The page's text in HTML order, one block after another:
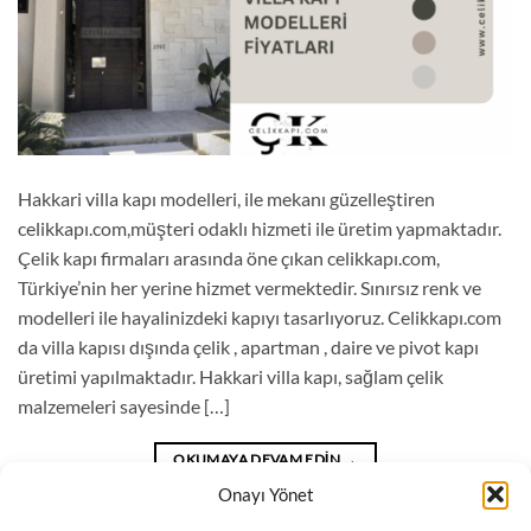
Onayı Yönet
Hakkari villa kapı modelleri, ile mekanı güzelleştiren
celikkapı.com,müşteri odaklı hizmeti ile üretim yapmaktadır.
Çelik kapı firmaları arasında öne çıkan celikkapı.com,
Türkiye’nin her yerine hizmet vermektedir. Sınırsız renk ve
modelleri ile hayalinizdeki kapıyı tasarlıyoruz. Celikkapı.com
da villa kapısı dışında çelik , apartman , daire ve pivot kapı
üretimi yapılmaktadır. Hakkari villa kapı, sağlam çelik
malzemeleri sayesinde […]
OKUMAYA DEVAM EDIN →